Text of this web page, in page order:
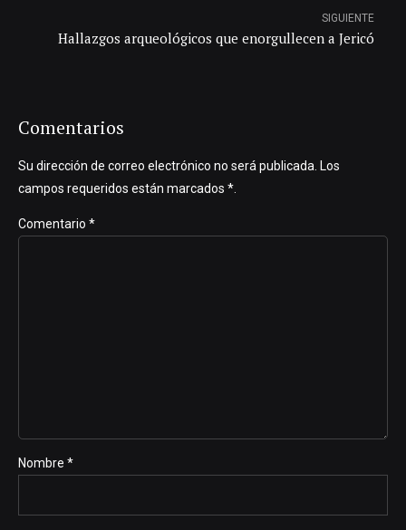
SIGUIENTE
Hallazgos arqueológicos que enorgullecen a Jericó
Comentarios
Su dirección de correo electrónico no será publicada. Los
campos requeridos están marcados *.
Comentario *
Nombre *